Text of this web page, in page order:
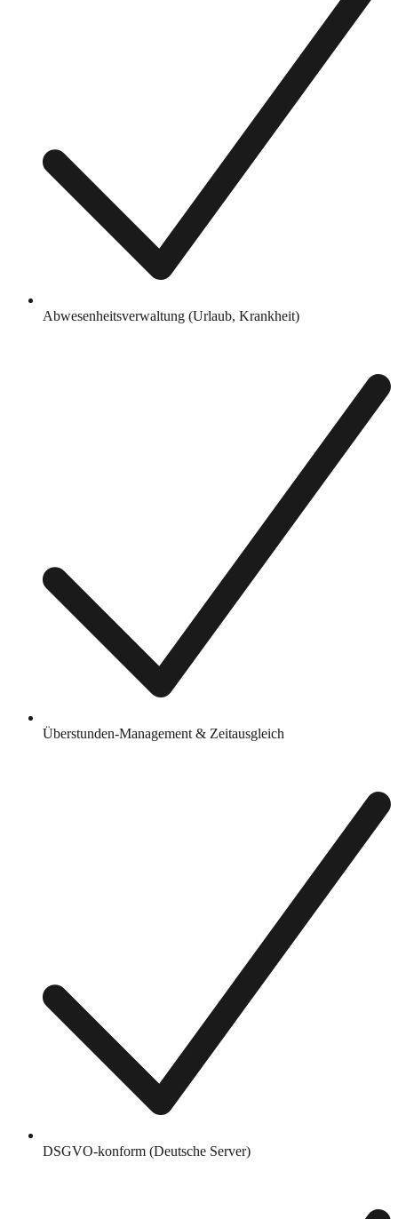
Abwesenheitsverwaltung (Urlaub, Krankheit)
Überstunden-Management & Zeitausgleich
DSGVO-konform (Deutsche Server)